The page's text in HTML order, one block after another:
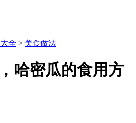
全 > 美食做法
哈密瓜的食用方